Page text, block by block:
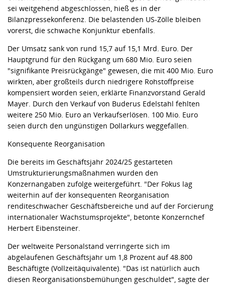
sei weitgehend abgeschlossen, hieß es in der
Bilanzpressekonferenz. Die belastenden US-Zölle bleiben
vorerst, die schwache Konjunktur ebenfalls.
Der Umsatz sank von rund 15,7 auf 15,1 Mrd. Euro. Der
Hauptgrund für den Rückgang um 680 Mio. Euro seien
"signifikante Preisrückgänge" gewesen, die mit 400 Mio. Euro
wirkten, aber großteils durch niedrigere Rohstoffpreise
kompensiert worden seien, erklärte Finanzvorstand Gerald
Mayer. Durch den Verkauf von Buderus Edelstahl fehlten
weitere 250 Mio. Euro an Verkaufserlösen. 100 Mio. Euro
seien durch den ungünstigen Dollarkurs weggefallen.
Konsequente Reorganisation
Die bereits im Geschäftsjahr 2024/25 gestarteten
Umstrukturierungsmaßnahmen wurden den
Konzernangaben zufolge weitergeführt. "Der Fokus lag
weiterhin auf der konsequenten Reorganisation
renditeschwacher Geschäftsbereiche und auf der Forcierung
internationaler Wachstumsprojekte", betonte Konzernchef
Herbert Eibensteiner.
Der weltweite Personalstand verringerte sich im
abgelaufenen Geschäftsjahr um 1,8 Prozent auf 48.800
Beschäftigte (Vollzeitäquivalente). "Das ist natürlich auch
diesen Reorganisationsbemühungen geschuldet", sagte der